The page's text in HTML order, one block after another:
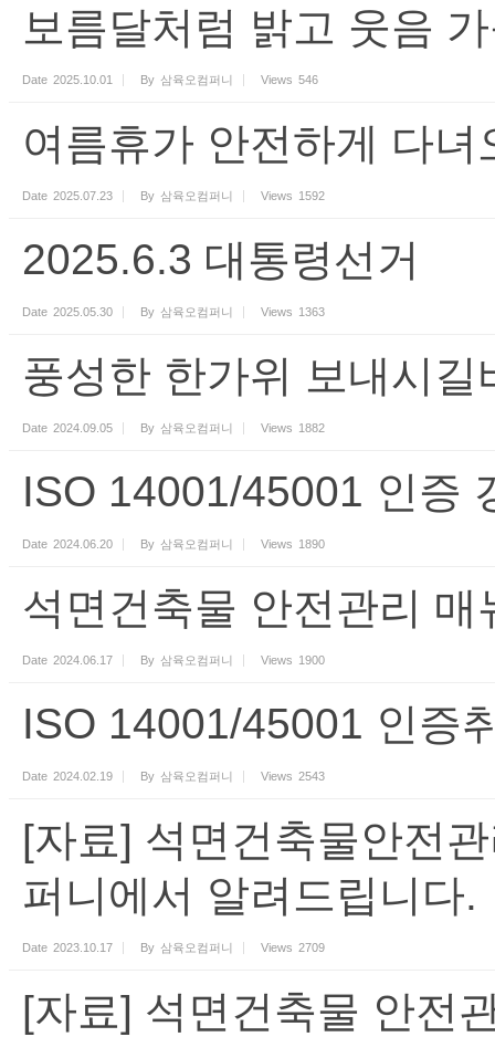
보름달처럼 밝고 웃음
Date 2025.10.01 By 삼육오컴퍼니 Views 546
여름휴가 안전하게 다녀
Date 2025.07.23 By 삼육오컴퍼니 Views 1592
2025.6.3 대통령선거
Date 2025.05.30 By 삼육오컴퍼니 Views 1363
풍성한 한가위 보내시길
Date 2024.09.05 By 삼육오컴퍼니 Views 1882
ISO 14001/45001 인증
Date 2024.06.20 By 삼육오컴퍼니 Views 1890
석면건축물 안전관리 매
Date 2024.06.17 By 삼육오컴퍼니 Views 1900
ISO 14001/45001 인증
Date 2024.02.19 By 삼육오컴퍼니 Views 2543
[자료] 석면건축물안전
퍼니에서 알려드립니다.
Date 2023.10.17 By 삼육오컴퍼니 Views 2709
[자료] 석면건축물 안전